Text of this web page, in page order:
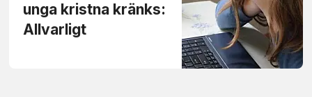
unga kristna kränks:
Allvarligt